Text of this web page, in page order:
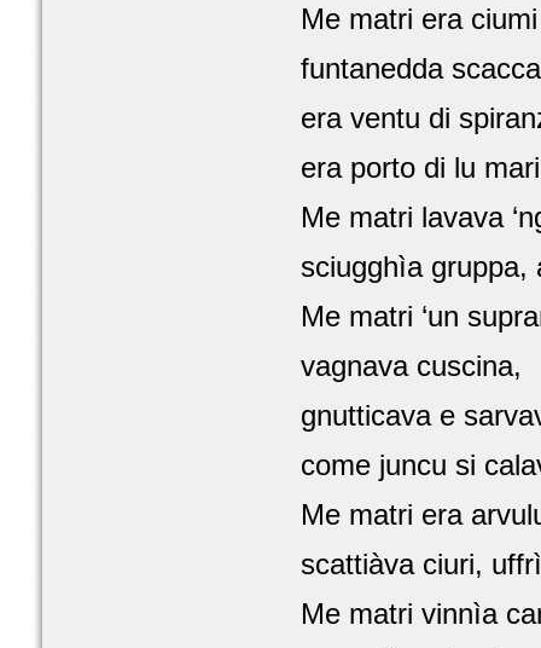
Me matri era
funtanedda
era ventu di
era porto di lu
Me matri lavava
sciugghìa gruppa,
Me matri ‘un
vagnava cuscina,
gnutticava e
come juncu si
Me matri era
scattiàva ciuri,
Me matri vinnìa